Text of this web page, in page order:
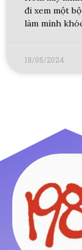
đi xem một
làm mình
18/05/2024